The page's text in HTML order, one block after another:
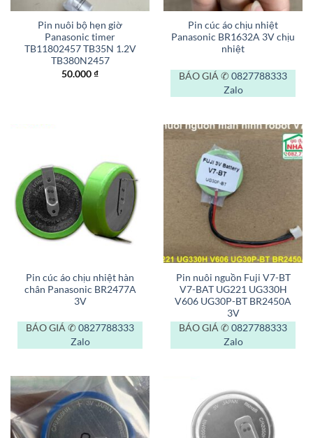
Pin nuôi bộ hẹn giờ
Panasonic timer
TB11802457 TB35N 1.2V
TB380N2457
50.000₫
Pin cúc áo chịu nhiệt
Panasonic BR1632A 3V chịu
nhiệt
BÁO GIÁ ✆ 0827788333
Zalo
Pin cúc áo chịu nhiệt hàn
chân Panasonic BR2477A
3V
BÁO GIÁ ✆ 0827788333
Zalo
Pin nuôi nguồn Fuji V7-BT
V7-BAT UG221 UG330H
V606 UG30P-BT BR2450A
3V
BÁO GIÁ ✆ 0827788333
Zalo